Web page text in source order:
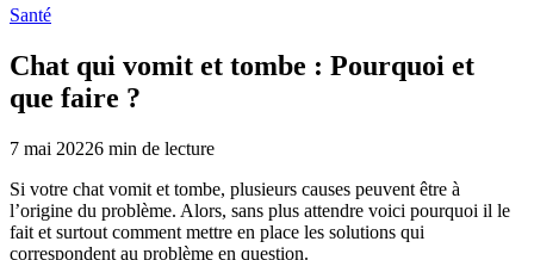
Santé
Chat qui vomit et tombe : Pourquoi et
que faire ?
7 mai 20226 min de lecture
Si votre chat vomit et tombe, plusieurs causes peuvent être à
l’origine du problème. Alors, sans plus attendre voici pourquoi il le
fait et surtout comment mettre en place les solutions qui
correspondent au problème en question.